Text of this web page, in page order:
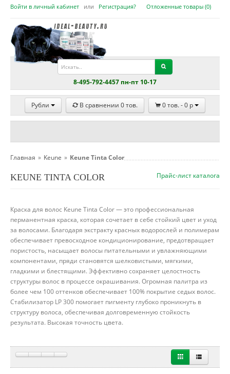
Войти в личный кабинет или Регистрация? Отложенные товары (0)
8-495-792-4457 пн-пт 10-17
Рубли В сравнении 0тов. 0тов. -0 p
Главная » Keune » Keune Tinta Color
Прайс-лист каталога
KEUNE TINTA COLOR
Краска для волос Keune Tinta Color — это профессиональная
перманентная краска, которая сочетает в себе стойкий цвет и уход
за волосами. Благодаря экстракту красных водорослей и полимерам
обеспечивает превосходное кондиционирование, предотвращает
пористость, насыщает волосы питательными и увлажняющими
компонентами, пряди становятся шелковистыми, мягкими,
гладкими и блестящими. Эффективно сохраняет целостность
структуры волос в процессе окрашивания. Огромная палитра из
более чем 100 оттенков обеспечивает 100% покрытие седых волос.
Стабилизатор LP 300 помогает пигменту глубоко проникнуть в
структуру волоса, обеспечивая долговременную стойкость
результата. Высокая точность цвета.